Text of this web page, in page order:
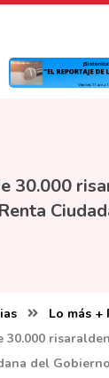
30.000
Lo más +
30.000
del